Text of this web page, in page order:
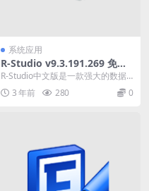
系统应用
R-Studio v9.3.191.269 免激
活中文绿色便携版，强大的数
据恢复软件
R-Studio中文版是一款强大的数据
恢复软件，能够恢复各种类型的文
件，包括已损...
3 年前 280 0